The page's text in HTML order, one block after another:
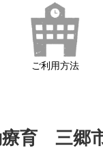
ご利用方法
療育 三郷